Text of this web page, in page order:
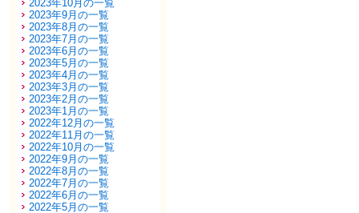
2023年10月の一覧
2023年9月の一覧
2023年8月の一覧
2023年7月の一覧
2023年6月の一覧
2023年5月の一覧
2023年4月の一覧
2023年3月の一覧
2023年2月の一覧
2023年1月の一覧
2022年12月の一覧
2022年11月の一覧
2022年10月の一覧
2022年9月の一覧
2022年8月の一覧
2022年7月の一覧
2022年6月の一覧
2022年5月の一覧